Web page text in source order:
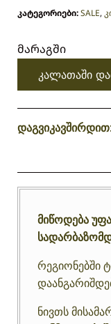
კატეგორიები:SALE,
მარაგში
კალათაში
მიწოდება
რეგიონებში
ნივთს